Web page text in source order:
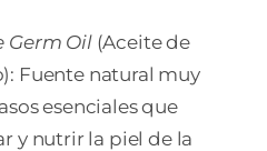
Germ Oil(Aceite de
Fuente natural muy
esenciales que
y nutrir la piel de la